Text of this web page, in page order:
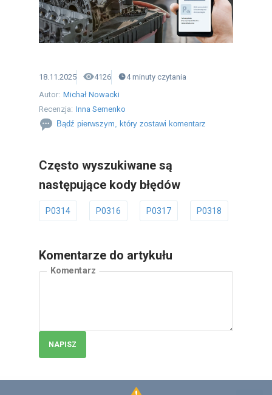
18.11.2025 4126 4 minuty czytania
Autor: Michał Nowacki
Recenzja: Inna Semenko
Bądź pierwszym, który zostawi komentarz
Często wyszukiwane są
następujące kody błędów
P0314 P0316 P0317 P0318
Komentarze do artykułu
Komentarz
NAPISZ